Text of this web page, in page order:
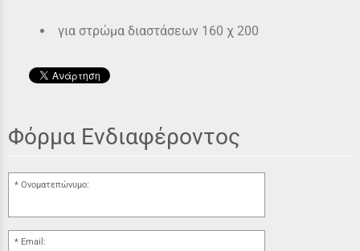
για στρώμα διαστάσεων 160 χ 200
Φόρμα Ενδιαφέροντος
Ονοματεπώνυμο:
Email: